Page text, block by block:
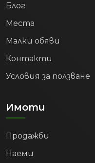
Блог
Места
Малки обяви
Контакти
Условия за ползване
Имоти
Продажби
Наеми